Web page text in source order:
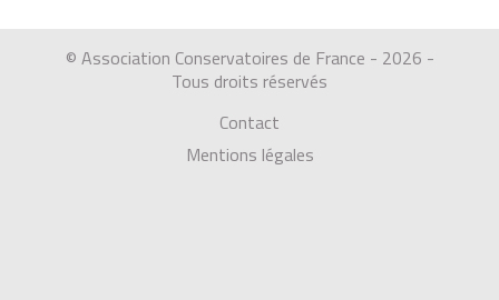
© Association Conservatoires de France - 2026 -
Tous droits réservés
Contact
Mentions légales